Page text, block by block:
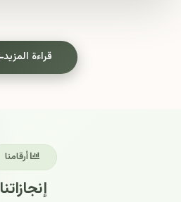
قراءة المزيد
أرقامنا
إنجازاتنا